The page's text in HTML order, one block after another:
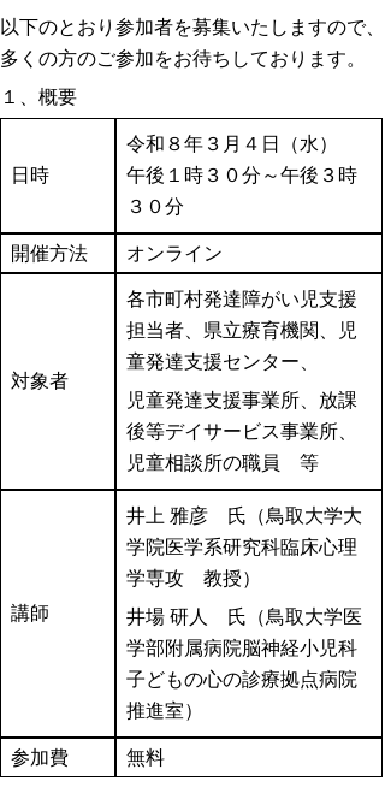
以下のとおり参加者を募集いたしますので、
多くの方のご参加をお待ちしております。
１、概要
日時
令和８年３月４日（水）
午後１時３０分～午後３時
３０分
開催方法 オンライン
対象者
各市町村発達障がい児支援
担当者、県立療育機関、児
童発達支援センター、
児童発達支援事業所、放課
後等デイサービス事業所、
児童相談所の職員 等
講師
井上 雅彦 氏（鳥取大学大
学院医学系研究科臨床心理
学専攻 教授）
井場 研人 氏（鳥取大学医
学部附属病院脳神経小児科
子どもの心の診療拠点病院
推進室）
参加費 無料